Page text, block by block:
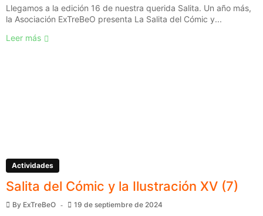
Llegamos a la edición 16 de nuestra querida Salita. Un año más,
la Asociación ExTreBeO presenta La Salita del Cómic y...
Leer más
Actividades
Salita del Cómic y la Ilustración XV (7)
By ExTreBeO 19 de septiembre de 2024